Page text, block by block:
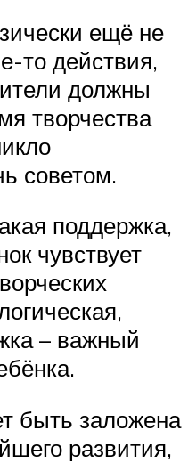
ещё не
то действия,
должны
творчества
советом.
поддержка,
чувствует
– важный
быть заложена
развития,